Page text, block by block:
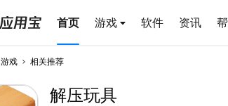
首页 游戏 软件 资讯
游戏 相关推荐
解压玩具